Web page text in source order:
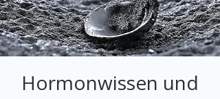
Hormonwissen und